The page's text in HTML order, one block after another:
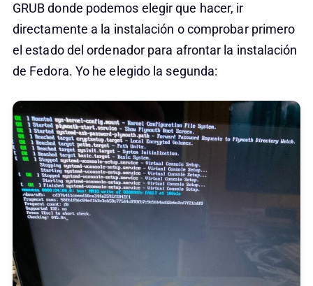
GRUB donde podemos elegir que hacer, ir
directamente a la instalación o comprobar primero
el estado del ordenador para afrontar la instalación
de Fedora. Yo he elegido la segunda: